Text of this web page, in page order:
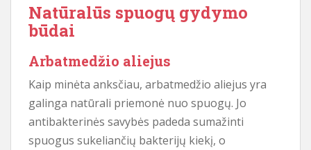
Natūralūs spuogų gydymo
būdai
Arbatmedžio aliejus
Kaip minėta anksčiau, arbatmedžio aliejus yra
galinga natūrali priemonė nuo spuogų. Jo
antibakterinės savybės padeda sumažinti
spuogus sukeliančių bakterijų kiekį, o